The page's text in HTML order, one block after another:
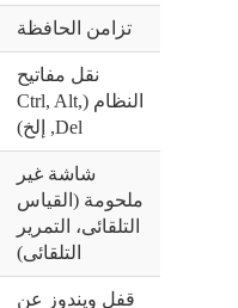
تزامن الحافظة
نقل مفاتيح
النظام (Ctrl, Alt,
Del, إلخ)
شاشة غير
ملحومة (القياس
التلقائى، التمرير
التلقائى)
قفل ويندوز عن